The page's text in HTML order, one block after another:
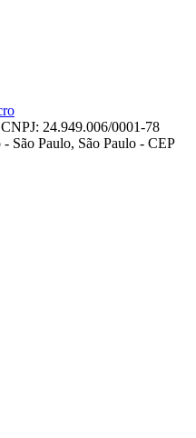
24.949.006/0001-78
São Paulo, São Paulo - CEP